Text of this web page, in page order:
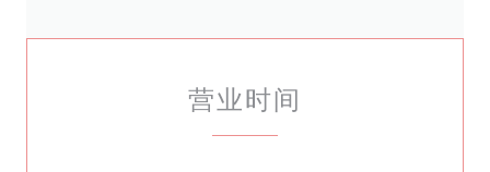
营业时间